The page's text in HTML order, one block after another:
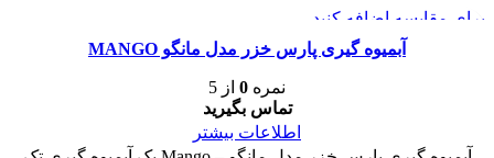
برای مقایسه اضافه کنید
مشاهده سریع
آبمیوه گیری پارس خزر مدل مانگو MANGO
نمره 0 از 5
تماس بگیرید
اطلاعات بیشتر